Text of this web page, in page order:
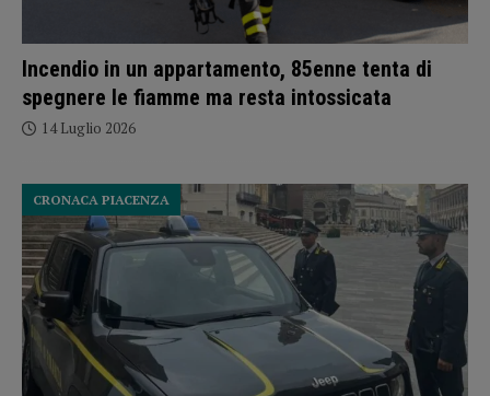
Incendio in un appartamento, 85enne tenta di
spegnere le fiamme ma resta intossicata
14 Luglio 2026
CRONACA PIACENZA